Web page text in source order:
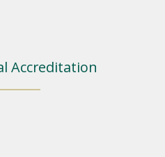
Accreditation